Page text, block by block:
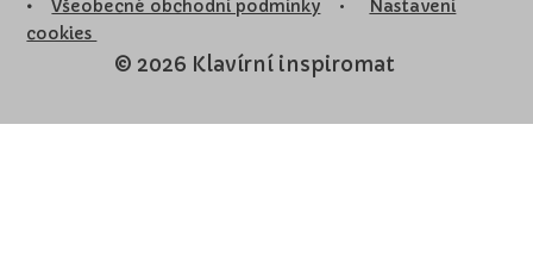
•
Všeobecné obchodní podmínky • Nastavení
cookies
© 2026 Klavírní inspiromat